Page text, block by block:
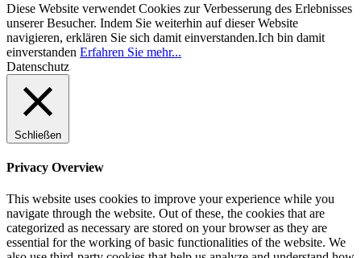
Diese Website verwendet Cookies zur Verbesserung des Erlebnisses
unserer Besucher. Indem Sie weiterhin auf dieser Website
navigieren, erklären Sie sich damit einverstanden.Ich bin damit
einverstanden Erfahren Sie mehr...
Datenschutz
Schließen
Privacy Overview
This website uses cookies to improve your experience while you
navigate through the website. Out of these, the cookies that are
categorized as necessary are stored on your browser as they are
essential for the working of basic functionalities of the website. We